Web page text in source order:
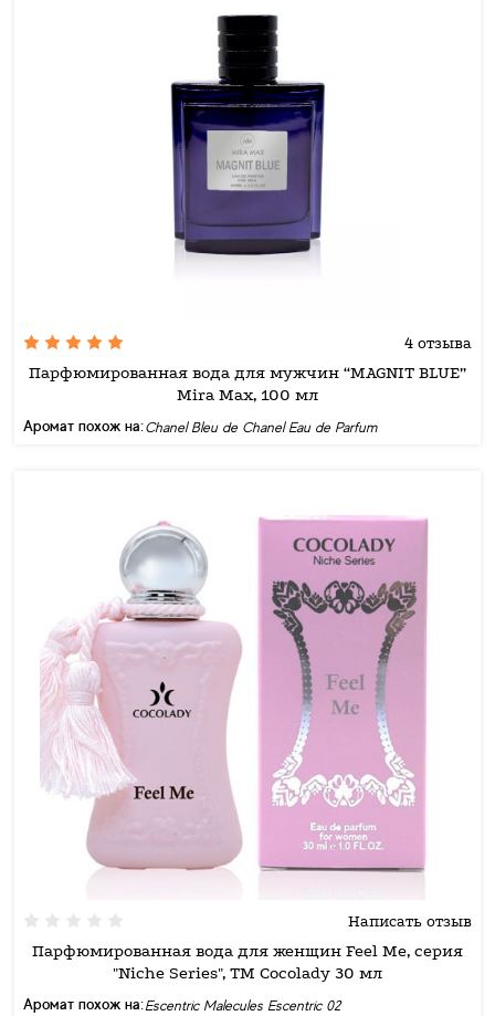
4 отзыва
Парфюмированная вода для мужчин “MAGNIT BLUE”
Mira Max, 100 мл
Аромат похож на:Chanel Bleu de Chanel Eau de Parfum
Написать отзыв
Парфюмированная вода для женщин Feel Me, серия
"Niche Series", ТМ Cocolady 30 мл
Аромат похож на:Escentric Malecules Escentric 02